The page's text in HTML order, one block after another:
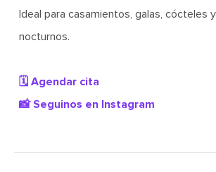
Ideal para casamientos, galas, cócteles
nocturnos.
🗓️ Agendar cita
📸 Seguinos en Instagram